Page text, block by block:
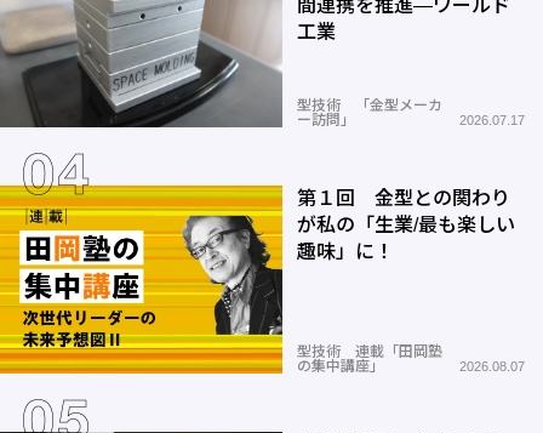
間連携を推進―ワールド
工業
型技術 「金型メーカ
ー訪問」
2026.07.17
第１回 金型との関わり
が私の「生業/最も楽しい
趣味」に！
型技術 連載「田岡塾
の集中講座」
2026.08.07